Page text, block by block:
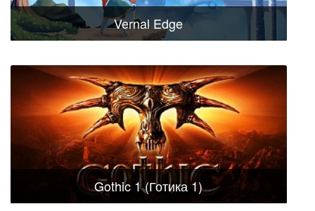
Vernal Edge
Gothic 1 (Готика 1)